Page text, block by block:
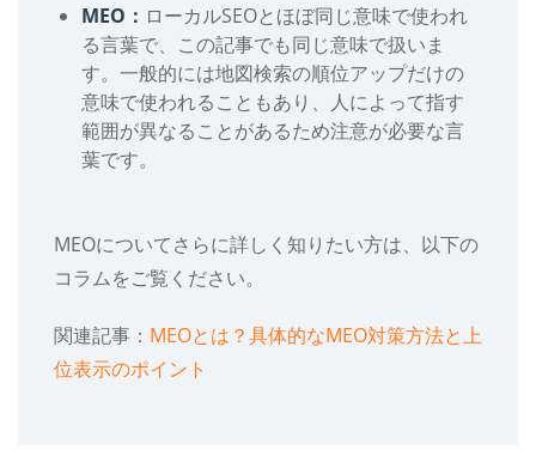
MEO： ローカルSEOとほぼ同じ意味で使われ
る言葉で、この記事でも同じ意味で扱いま
す。一般的には地図検索の順位アップだけの
意味で使われることもあり、人によって指す
範囲が異なることがあるため注意が必要な言
葉です。
MEOについてさらに詳しく知りたい方は、以下の
コラムをご覧ください。
関連記事： MEOとは？具体的なMEO対策方法と上
位表示のポイント